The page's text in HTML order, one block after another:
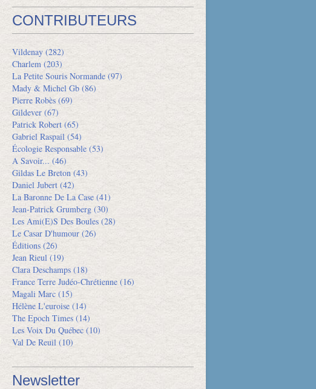
CONTRIBUTEURS
Vildenay (282)
Charlem (203)
La Petite Souris Normande (97)
Mady & Michel Gb (86)
Pierre Robès (69)
Gildever (67)
Patrick Robert (65)
Gabriel Raspail (54)
Écologie Responsable (53)
A Savoir... (46)
Gildas Le Breton (43)
Daniel Jubert (42)
La Baronne De La Case (41)
Jean-Patrick Grumberg (30)
Les Ami(e)s Des Boules (28)
Le Casar D'humour (26)
Éditions (26)
Jean Rieul (19)
Clara Deschamps (18)
France Terre Judéo-Chrétienne (16)
Magali Marc (15)
Hélène L'euroise (14)
The Epoch Times (14)
Les Voix Du Québec (10)
Val De Reuil (10)
Newsletter